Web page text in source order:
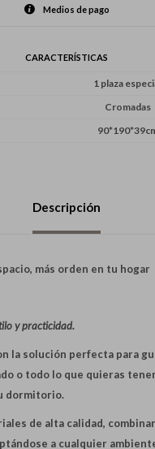
Medios de pago
CARACTERÍSTICAS
1 plaza
Cromadas
Descripción
más orden en tu hogar
y practicidad.
la solución perfecta para
o todo lo que quieras
dormitorio.
de alta calidad,
a cualquier